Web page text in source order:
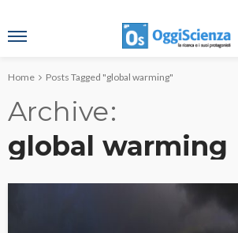
Home Posts Tagged "global warming"
Archive
global warming